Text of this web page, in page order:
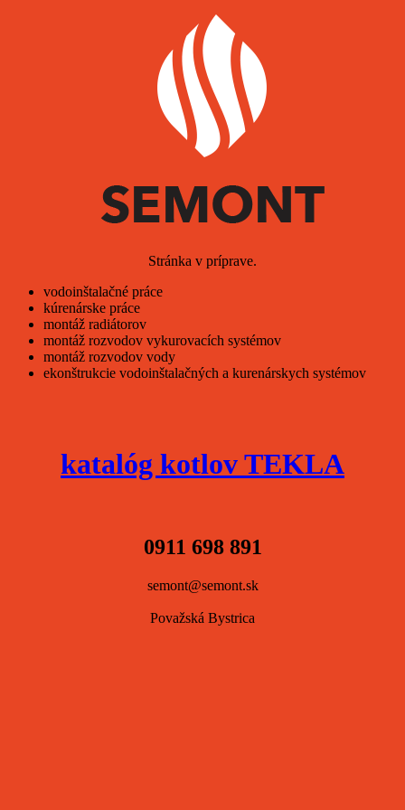
Stránka v príprave.
vodoinštalačné práce
kúrenárske práce
montáž radiátorov
montáž rozvodov vykurovacích systémov
montáž rozvodov vody
ekonštrukcie vodoinštalačných a kurenárskych systémov
katalóg kotlov TEKLA
0911 698 891
semont@semont.sk
Považská Bystrica